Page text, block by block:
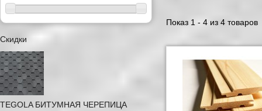
Показ 1 - 4 из 4 товаров
Скидки
TEGOLA БИТУМНАЯ ЧЕРЕПИЦА